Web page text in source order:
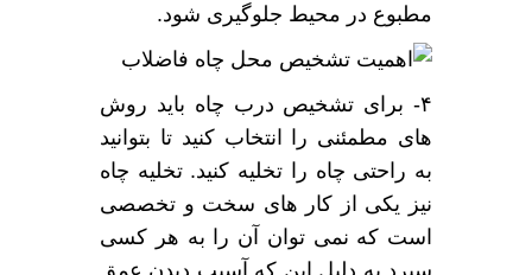
مطبوع در محیط جلوگیری شود.
۴- برای تشخیص درب چاه باید روش
های مطمئنی را انتخاب کنید تا بتوانید
به راحتی چاه را تخلیه کنید. تخلیه چاه
نیز یکی از کار های سخت و تخصصی
است که نمی توان آن را به هر کسی
سپرد به دلیل این که آسیب دیدن عمق